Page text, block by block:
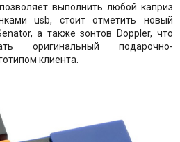
выполнить любой каприз
usb, стоит отметить новый
а также зонтов Doppler, что
оригинальный подарочно-
клиента.